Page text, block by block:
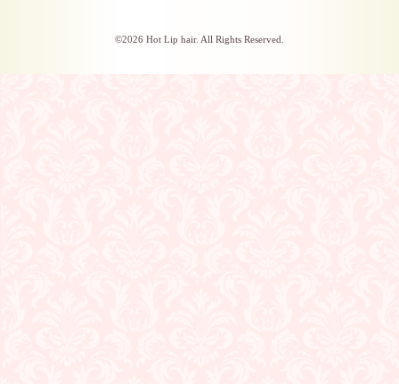
©2026 Hot Lip hair. All Rights Reserved.